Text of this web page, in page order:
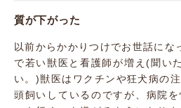
質が下がった
以前からかかりつけでお世話にな
で若い獣医と看護師が増え(聞い
い。)獣医はワクチンや狂犬病の
頭飼いしているのですが、病院